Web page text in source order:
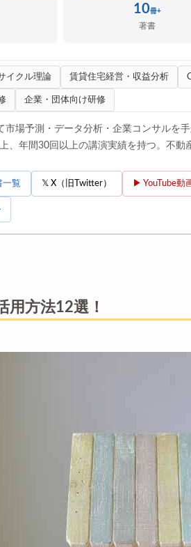
10冊+
著書
イクル理論 賃貸住宅経営・収益分析
企業・団体向け研修
市場予測・データ分析・企業コンサルを
、年間30回以上の講演実績を持つ。不
一覧 𝕏 X（旧Twitter） ▶ YouTube動
用方法12選！